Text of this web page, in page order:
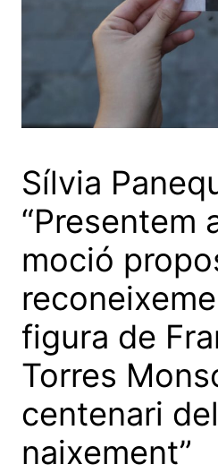
Sílvia
“Presentem
moció
figura de
Torres
centenari
naixement”